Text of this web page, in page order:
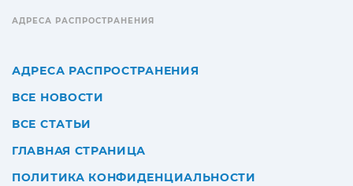
АДРЕСА РАСПРОСТРАНЕНИЯ
АДРЕСА РАСПРОСТРАНЕНИЯ
ВСЕ НОВОСТИ
ВСЕ СТАТЬИ
ГЛАВНАЯ СТРАНИЦА
ПОЛИТИКА КОНФИДЕНЦИАЛЬНОСТИ